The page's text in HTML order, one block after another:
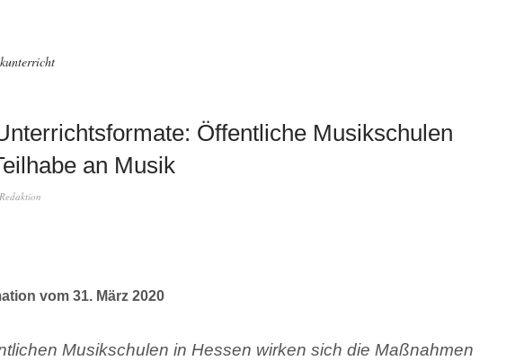
Öffentliche Musikschulen
an Musik
Redaktion
vom 31. März 2020
Musikschulen in Hessen wirken sich die Maßnahmen